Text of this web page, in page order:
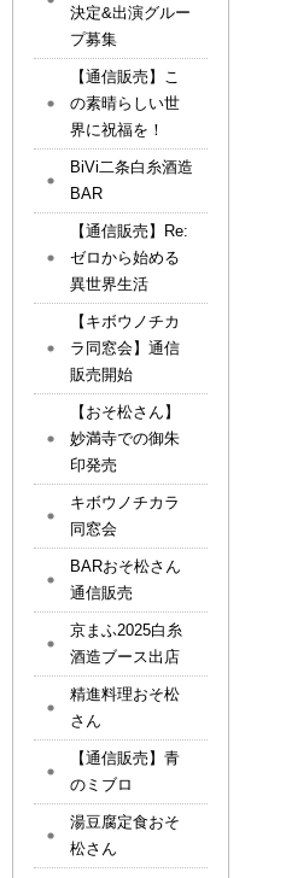
決定&出演グルー
プ募集
【通信販売】こ
の素晴らしい世
界に祝福を！
BiVi二条白糸酒造
BAR
【通信販売】Re:
ゼロから始める
異世界生活
【キボウノチカ
ラ同窓会】通信
販売開始
【おそ松さん】
妙満寺での御朱
印発売
キボウノチカラ
同窓会
BARおそ松さん
通信販売
京まふ2025白糸
酒造ブース出店
精進料理おそ松
さん
【通信販売】青
のミブロ
湯豆腐定食おそ
松さん